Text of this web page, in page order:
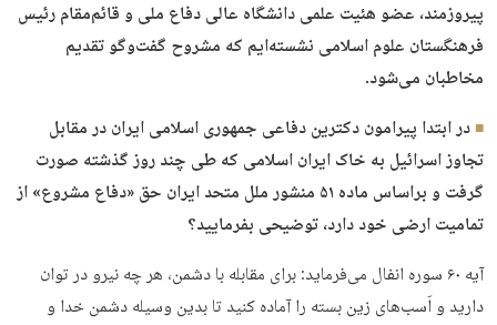
پیروزمند، عضو هئیت علمی دانشگاه عالی دفاع ملی و قائم‌مقام رئیس
فرهنگستان علوم اسلامی نشسته‌ایم که مشروح گفت‌وگو تقدیم
مخاطبان می‌شود.
در ابتدا پیرامون دکترین دفاعی جمهوری اسلامی ایران در مقابل
تجاوز اسرائیل به خاک ایران اسلامی که طی چند روز گذشته صورت
گرفت و براساس ماده ۵۱ منشور ملل متحد ایران حق «دفاع مشروع» از
تمامیت ارضی خود دارد، توضیحی بفرمایید؟
آیه‌ ۶۰ سوره انفال می‌فرماید: براى مقابله با دشمن، هر چه نيرو در توان
داريد و اَسب‌هاى زين بسته را آماده كنيد تا بدين وسيله دشمن خدا و